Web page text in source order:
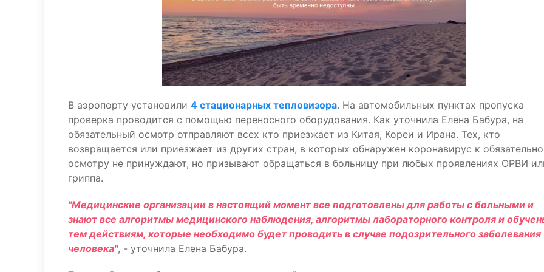
В аэропорту установили 4 стационарных тепловизора. На автомобильных пунктах пропуска
проверка проводится с помощью переносного оборудования. Как уточнила Елена Бабура, на
обязательный осмотр отправляют всех кто приезжает из Китая, Кореи и Ирана. Тех, кто
возвращается или приезжает из других стран, в которых обнаружен коронавирус к
осмотру не принуждают, но призывают обращаться в больницу при любых проявлениях ОРВИ
гриппа.
"Медицинские организации в настоящий момент все подготовлены для работы с больными и
знают все алгоритмы медицинского наблюдения, алгоритмы лабораторного контроля и
тем действиям, которые необходимо будет проводить в случае подозрительного заболевания
человека", - уточнила Елена Бабура.